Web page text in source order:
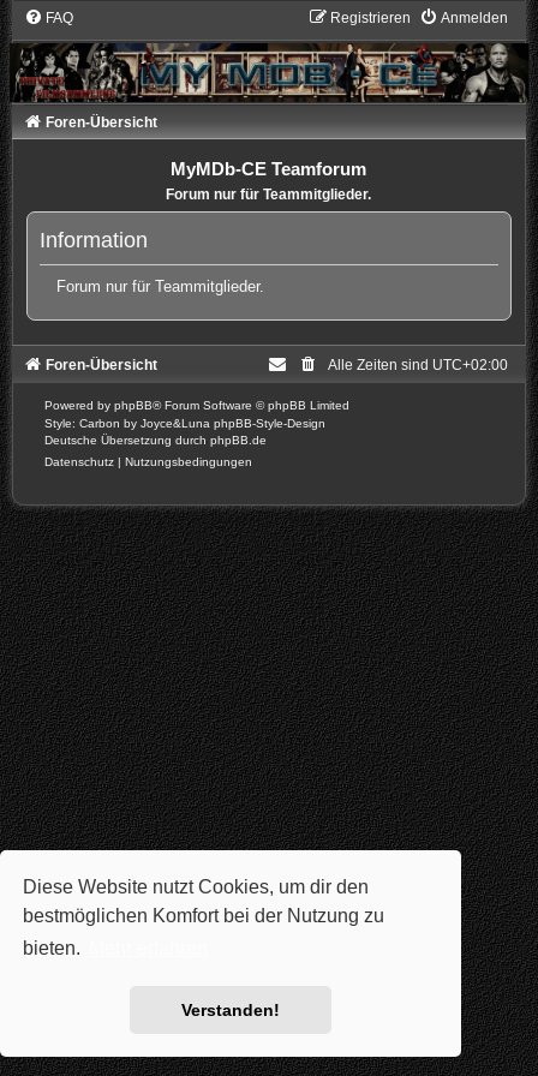
Diese Website nutzt Cookies, um dir den
bestmöglichen Komfort bei der Nutzung zu
bieten.
Verstanden!
FAQ Anmelden
Registrieren
Foren-Übersicht
MyMDb-CE Teamforum
Forum nur für Teammitglieder.
Information
Forum nur für Teammitglieder.
Foren-Übersicht Alle Zeiten sind UTC+02:00
Powered by phpBB® Forum Software © phpBB Limited
Style: Carbon by Joyce&Luna phpBB-Style-Design
Deutsche Übersetzung durch phpBB.de
Datenschutz | Nutzungsbedingungen